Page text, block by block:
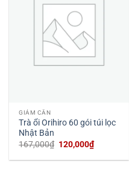
GIẢM CÂN
Trà ổi Orihiro 60 gói túi lọc
Nhật Bản
167,000₫ Giá
là:
120,000₫Giá
hiện
tại